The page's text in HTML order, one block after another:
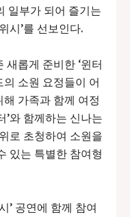
일부가 되어 즐기는
시’를 선보인다.
롭게 준비한 ‘윈터
의 소원 요정들이 어
가족과 함께 여정
’와 함께하는 신나는
로 초청하여 소원을
있는 특별한 참여형
’ 공연에 함께 참여